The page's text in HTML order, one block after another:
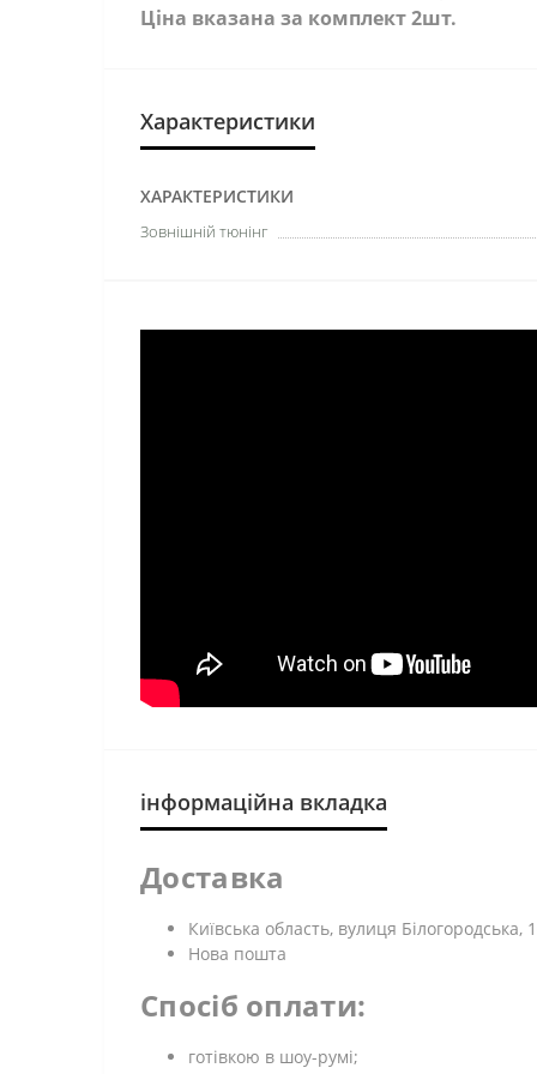
Ціна вказана за комплект 2шт.
Характеристики
ХАРАКТЕРИСТИКИ
Зовнішній тюнінг
інформаційна вкладка
Доставка
Київська область, вулиця Білогородська,
Нова пошта
Спосіб оплати:
готівкою в шоу-румі;